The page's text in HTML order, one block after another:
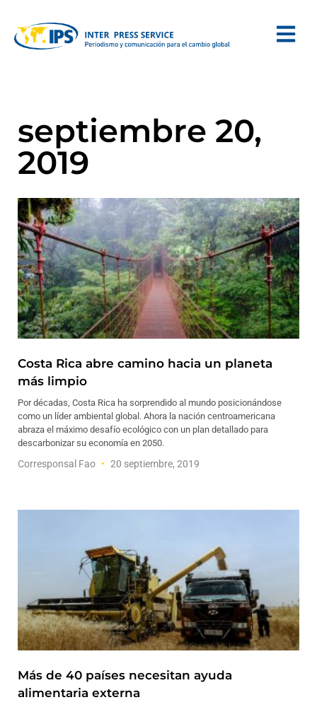
septiembre 20,
2019
Costa Rica abre camino hacia un planeta
más limpio
Por décadas, Costa Rica ha sorprendido al mundo posicionándose
como un líder ambiental global. Ahora la nación centroamericana
abraza el máximo desafío ecológico con un plan detallado para
descarbonizar su economía en 2050.
Corresponsal Fao 20 septiembre, 2019
Más de 40 países necesitan ayuda
alimentaria externa